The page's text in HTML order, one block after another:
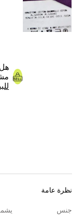
نظرة عامة
جنس